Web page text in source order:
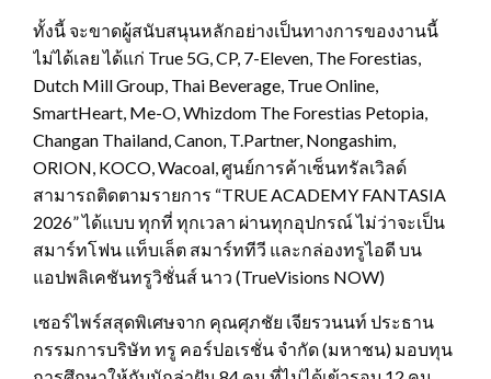
ทั้งนี้ จะขาดผู้สนับสนุนหลักอย่างเป็นทางการของงานนี้
ไม่ได้เลย ได้แก่ True 5G, CP, 7-Eleven, The Forestias,
Dutch Mill Group, Thai Beverage, True Online,
SmartHeart, Me-O, Whizdom The Forestias Petopia,
Changan Thailand, Canon, T.Partner, Nongashim,
ORION, KOCO, Wacoal, ศูนย์การค้าเซ็นทรัลเวิลด์
สามารถติดตามรายการ “TRUE ACADEMY FANTASIA
2026” ได้แบบ ทุกที่ ทุกเวลา ผ่านทุกอุปกรณ์ ไม่ว่าจะเป็น
สมาร์ทโฟน แท็บเล็ต สมาร์ททีวี และกล่องทรูไอดี บน
แอปพลิเคชันทรูวิชั่นส์ นาว (TrueVisions NOW)
เซอร์ไพร์สสุดพิเศษจาก คุณศุภชัย เจียรวนนท์ ประธาน
กรรมการบริษัท ทรู คอร์ปอเรชั่น จำกัด (มหาชน) มอบทุน